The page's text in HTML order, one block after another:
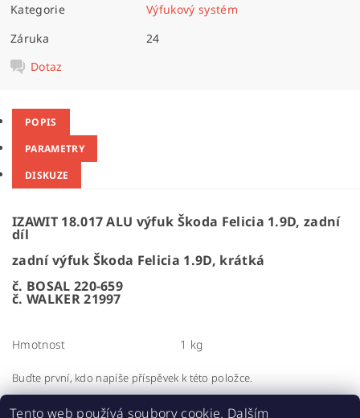
Kategorie
Výfukový systém
Záruka
24
Dotaz
POPIS
PARAMETRY
DISKUZE
IZAWIT 18.017 ALU výfuk Škoda Felicia 1.9D, zadní
díl
zadní výfuk Škoda Felicia 1.9D, krátká
č. BOSAL 220-659
č. WALKER 21997
Hmotnost 1 kg
Buďte první, kdo napíše příspěvek k této položce.
Přidat komentář
Tento web používá soubory cookie. Dalším